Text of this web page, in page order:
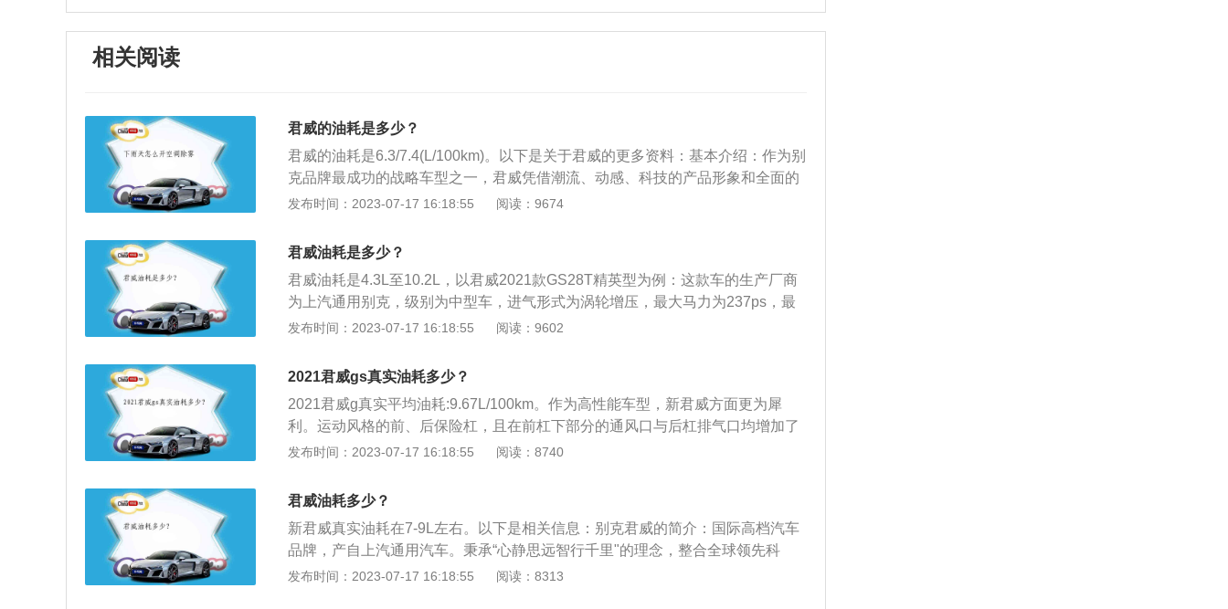
相关阅读
君威的油耗是多少？
君威的油耗是6.3/7.4(L/100km)。以下是关于君威的更多资料：基本介绍：作为别
克品牌最成功的战略车型之一，君威凭借潮流、动感、科技的产品形象和全面的
技术实力深受用户青睐。别克君威汇聚通用汽车全球先进技术，在承袭传统优势
之美，实现动感型格、驾乘品质、科技属性的再次进化。造型设计：全新君威采
用别克品牌最新的雕塑美学设计语言，更大尺寸的飞翼式镀铬进气格栅由中线横
向扩展，其上格栅的盾形与下格栅外扩的梯形造型相得益彰，配合两侧的气帘设
计，令前脸呈现出宽体低趴的运动气势。电镀格栅采用参数化结构美学设计，电
镀单元格呈矩阵式排布，展现精湛工艺的同时，凸显立体结构的美感。新车全系
镀铬饰条相呼应、一气呵成，还和采用全LED光源的双展翼型尾灯遥相呼应。高
配车型采用18吋多辐铝合金轮毂，优雅简约的运动格调呼之欲出。
发布时间：2023-07-17 16:18:55 阅读：9674
君威油耗是多少？
君威油耗是4.3L至10.2L，以君威2021款GS28T精英型为例：这款车的生产厂商
为上汽通用别克，级别为中型车，进气形式为涡轮增压，最大马力为237ps，最
大扭矩为350nm，变速箱为9挡手自一体，车身类型为4门5座三厢车。该车长宽
40千米，驱动方式为前置前驱，前悬架类型为麦弗逊式独立悬挂，后悬架类型为
多连杆式独立悬挂。
发布时间：2023-07-17 16:18:55 阅读：9602
2021君威gs真实油耗多少？
2021君威g真实平均油耗:9.67L/100km。作为高性能车型，新君威方面更为犀
利。运动风格的前、后保险杠，且在前杠下部分的通风口与后杠排气口均增加了
镀铬装饰。驾驶习惯原因：驾驶员的驾驶习惯也是影响汽车油耗的重要原因之
部因素影响：汽车载人或载物重量过大导致油耗增加，激烈驾驶或行驶过程中开
空调也会导致汽车油耗增加。
发布时间：2023-07-17 16:18:55 阅读：8740
君威油耗多少？
新君威真实油耗在7-9L左右。以下是相关信息：别克君威的简介：国际高档汽车
品牌，产自上汽通用汽车。秉承“心静思远智行千里"的理念，整合全球领先科
技，带来安全、宁静、智能的驾乘体验。别克君威的基本结束：作为别克品牌最
发布时间：2023-07-17 16:18:55 阅读：8313